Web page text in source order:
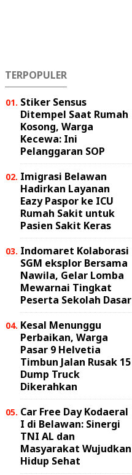
TERPOPULER
Stiker Sensus
Ditempel Saat Rumah
Kosong, Warga
Kecewa: Ini
Pelanggaran SOP
Imigrasi Belawan
Hadirkan Layanan
Eazy Paspor ke ICU
Rumah Sakit untuk
Pasien Sakit Keras
Indomaret Kolaborasi
SGM eksplor Bersama
Nawila, Gelar Lomba
Mewarnai Tingkat
Peserta Sekolah Dasar
Kesal Menunggu
Perbaikan, Warga
Pasar 9 Helvetia
Timbun Jalan Rusak 15
Dump Truck
Dikerahkan
Car Free Day Kodaeral
I di Belawan: Sinergi
TNI AL dan
Masyarakat Wujudkan
Hidup Sehat